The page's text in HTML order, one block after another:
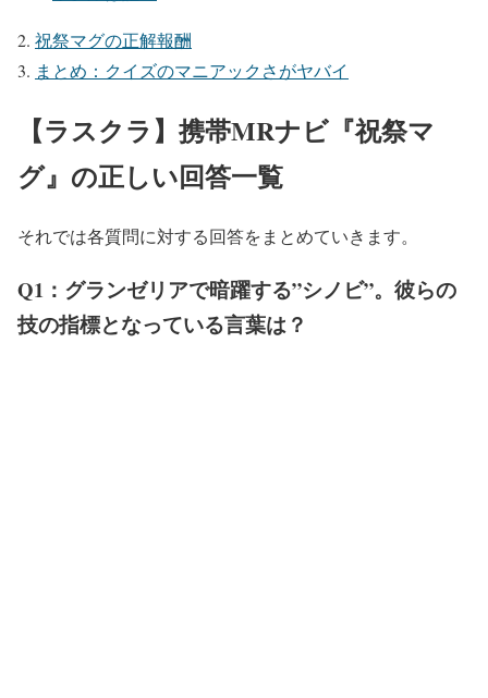
祝祭マグの正解報酬
まとめ：クイズのマニアックさがヤバイ
【ラスクラ】携帯MRナビ『祝祭マ
グ』の正しい回答一覧
それでは各質問に対する回答をまとめていきます。
Q1：グランゼリアで暗躍する”シノビ”。彼らの
技の指標となっている言葉は？